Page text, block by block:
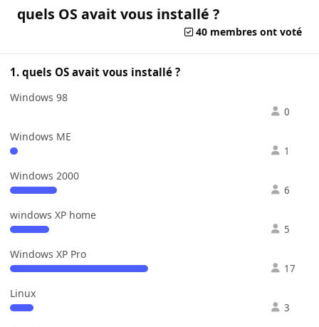
quels OS avait vous installé ?
40 membres ont voté
1. quels OS avait vous installé ?
Windows 98
0
Windows ME
1
Windows 2000
6
windows XP home
5
Windows XP Pro
17
Linux
3